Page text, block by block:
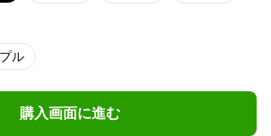
ル
購入画面に進む